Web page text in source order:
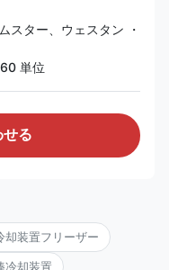
スター、ウェスタン ・
単位
せる
却装置フリーザー
冷却装置